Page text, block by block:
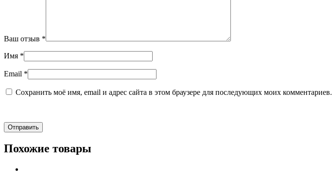
Ваш отзыв *
Имя *
Email *
Сохранить моё имя, email и адрес сайта в этом браузере для последующих моих комментариев.
Похожие товары